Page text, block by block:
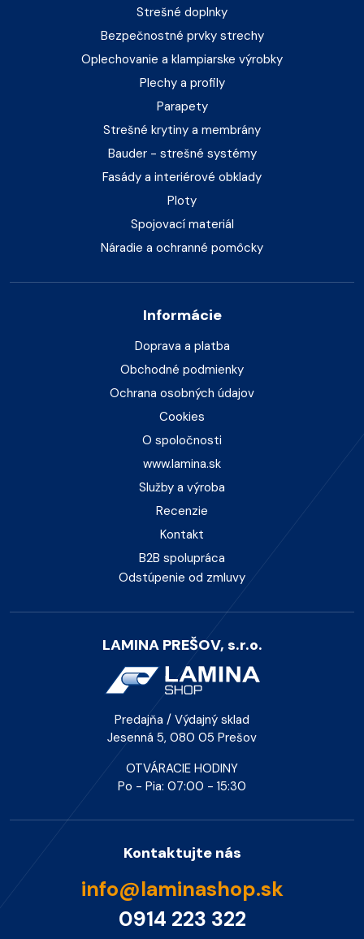
Strešné doplnky
Bezpečnostné prvky strechy
Oplechovanie a klampiarske výrobky
Plechy a profily
Parapety
Strešné krytiny a membrány
Bauder - strešné systémy
Fasády a interiérové obklady
Ploty
Spojovací materiál
Náradie a ochranné pomôcky
Informácie
Doprava a platba
Obchodné podmienky
Ochrana osobných údajov
Cookies
O spoločnosti
www.lamina.sk
Služby a výroba
Recenzie
Kontakt
B2B spolupráca
Odstúpenie od zmluvy
LAMINA PREŠOV, s.r.o.
Predajňa / Výdajný sklad
Jesenná 5, 080 05 Prešov
OTVÁRACIE HODINY
Po - Pia: 07:00 - 15:30
Kontaktujte nás
info@laminashop.sk
0914 223 322